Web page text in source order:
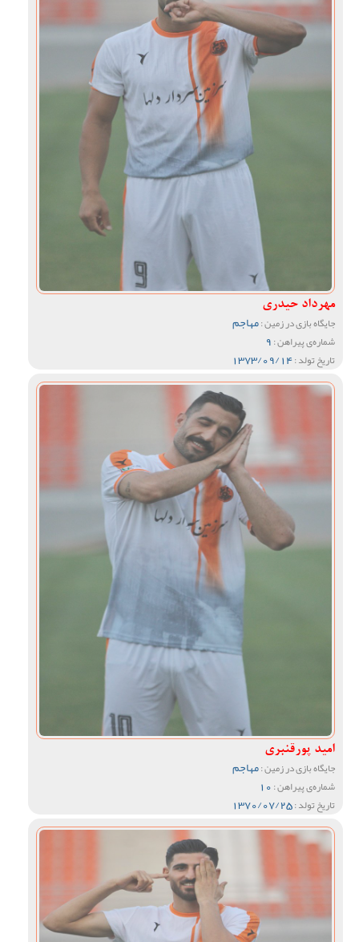
مهرداد حیدری
جایگاه بازی در زمین :مهاجم
شماره‌ی پیراهن :9
تاریخ تولد :1373/09/14
امید پورقنبری
جایگاه بازی در زمین :مهاجم
شماره‌ی پیراهن :10
تاریخ تولد :1370/07/25